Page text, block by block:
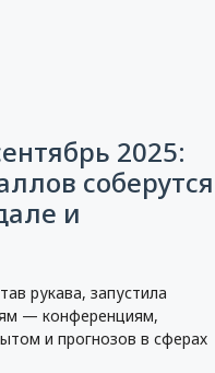
2025:
соберутся
и
рукава, запустила
— конференциям,
и прогнозов в сферах